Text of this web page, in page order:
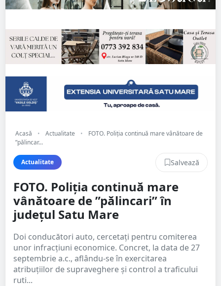
Acasă • Actualitate •
FOTO. Poliția continuă mare vânătoare de
”pălincar...
Actualitate Salvează
FOTO. Poliția continuă mare
vânătoare de ”pălincari” în
județul Satu Mare
Doi conducători auto, cercetați pentru comiterea
unor infracțiuni economice. Concret, la data de 27
septembrie a.c., aflându-se în exercitarea
atribuțiilor de supraveghere și control a traficului
ruti...